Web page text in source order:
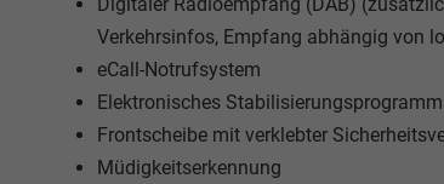
Verkehrsinfos, Empfang abhängig von
eCall-Notrufsystem
Elektronisches
Frontscheibe mit verklebter
Müdigkeitserkennung